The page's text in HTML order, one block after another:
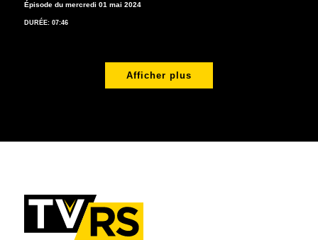
Épisode du mercredi 01 mai 2024
DURÉE: 07:46
Afficher plus